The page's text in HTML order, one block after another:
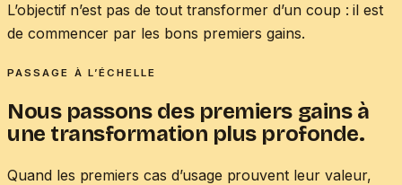
L’objectif n’est pas de tout transformer d’un coup : il est
de commencer par les bons premiers gains.
PASSAGE À L’ÉCHELLE
Nous passons des premiers gains à
une transformation plus profonde.
Quand les premiers cas d’usage prouvent leur valeur,